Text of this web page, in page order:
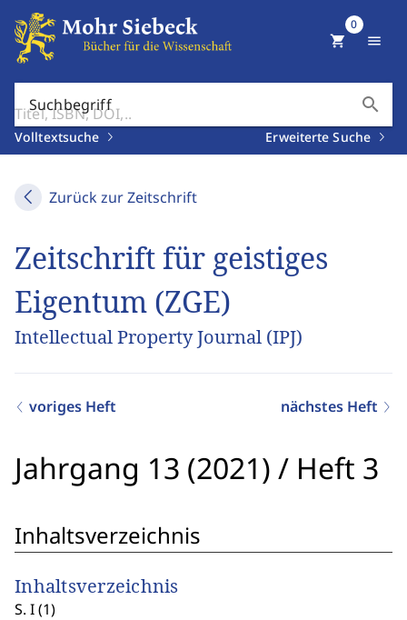
Suchbegriff search
Volltextsuche Erweiterte Suche
shopping_cart
0
menu
Zurück zur Zeitschrift
Zeitschrift für geistiges
Eigentum (ZGE)
Intellectual Property Journal (IPJ)
voriges Heft nächstes Heft
Jahrgang 13 (2021) / Heft 3
Inhaltsverzeichnis
Inhaltsverzeichnis
S. I (1)